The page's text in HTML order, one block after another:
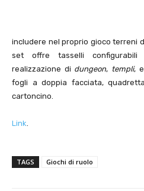
includere nel proprio gioco terreni
set offre tasselli
realizzazione di dungeon, templi,
fogli a doppia facciata,
cartoncino.
Link.
TAGS Giochi di ruolo